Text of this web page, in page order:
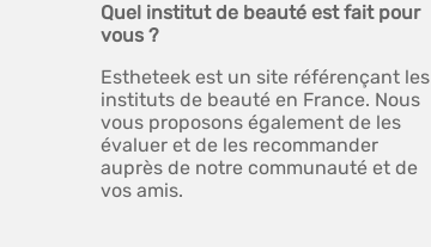
Quel institut de beauté est fait pour
vous ?
Estheteek est un site référençant les
instituts de beauté en France. Nous
vous proposons également de les
évaluer et de les recommander
auprès de notre communauté et de
vos amis.